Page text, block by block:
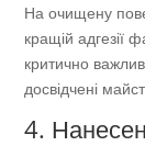
На очищену
кращій адгезії
критично
досвідчені
4.